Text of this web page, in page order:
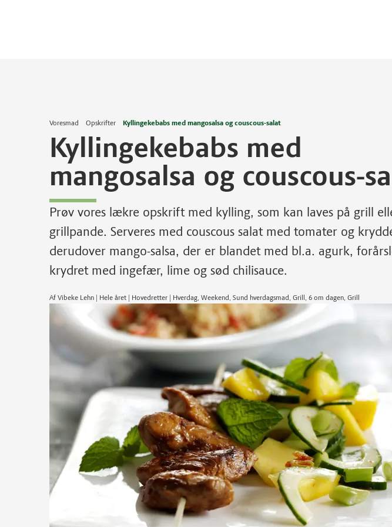
Voresmad Opskrifter Kyllingekebabs med mangosalsa og couscous-salat
Kyllingekebabs med
mangosalsa og couscous-
Prøv vores lækre opskrift med kylling, som kan laves på grill
grillpande. Serveres med couscous salat med tomater og
derudover mango-salsa, der er blandet med bl.a. agurk,
krydret med ingefær, lime og sød chilisauce.
Af Vibeke Lehn | Hele året | Hovedretter | Hverdag, Weekend, Sund hverdagsmad, Grill, 6 om dagen, Grill